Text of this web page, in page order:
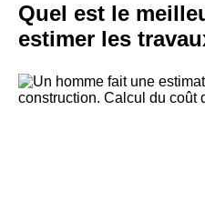
Quel est le
estimer les